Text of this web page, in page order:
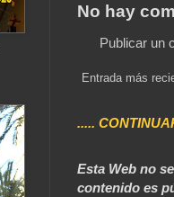
No hay
Publicar un
Entrada más
.....
Esta Web no
contenido es